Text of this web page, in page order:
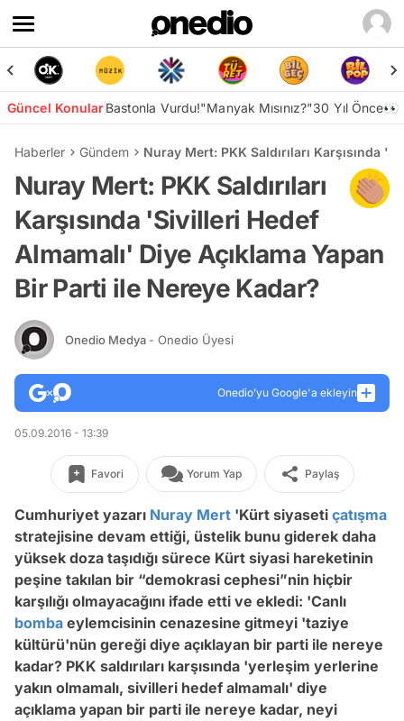
Güncel KonularBastonla Vurdu!"Manyak Mısınız?"30 Yıl Önce👀
Haberler Gündem Nuray Mert: PKK Saldırıları Karşısında
Nuray Mert: PKK Saldırıları
Karşısında 'Sivilleri Hedef
Almamalı' Diye Açıklama Yapan
Bir Parti ile Nereye Kadar?
Onedio Medya - Onedio Üyesi
Onedio’yu Google'a ekleyin
05.09.2016 - 13:39
Favori Yorum Yap Paylaş
Cumhuriyet yazarı Nuray Mert 'Kürt siyaseti çatışma
stratejisine devam ettiği, üstelik bunu giderek daha
yüksek doza taşıdığı sürece Kürt siyasi hareketinin
peşine takılan bir “demokrasi cephesi”nin hiçbir
karşılığı olmayacağını ifade etti ve ekledi: 'Canlı
bomba eylemcisinin cenazesine gitmeyi 'taziye
kültürü'nün gereği diye açıklayan bir parti ile nereye
kadar? PKK saldırıları karşısında 'yerleşim yerlerine
yakın olmamalı, sivilleri hedef almamalı' diye
açıklama yapan bir parti ile nereye kadar, neyi